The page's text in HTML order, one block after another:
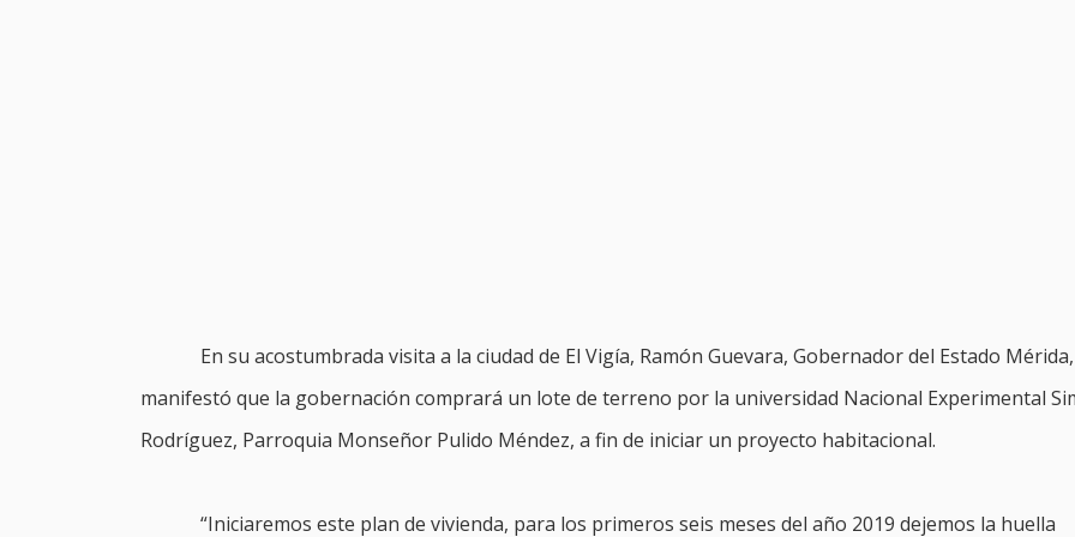
En su acostumbrada visita a la ciudad de El Vigía, Ramón Guevara, Gobernador del Estado Mérida,
manifestó que la gobernación comprará un lote de terreno por la universidad Nacional Experimental
Rodríguez, Parroquia Monseñor Pulido Méndez, a fin de iniciar un proyecto habitacional.
“Iniciaremos este plan de vivienda, para los primeros seis meses del año 2019 dejemos la huella